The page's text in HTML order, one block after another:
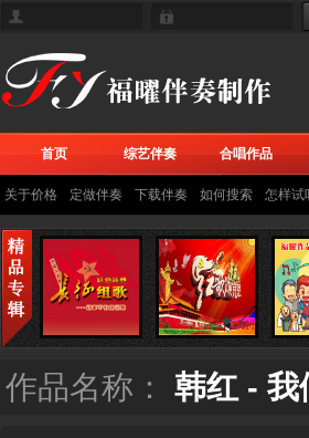
首页 综艺伴奏 合唱作品
关于价格 定做伴奏 下载伴奏 如何搜索 怎样试
作品名称： 韩红 - 我